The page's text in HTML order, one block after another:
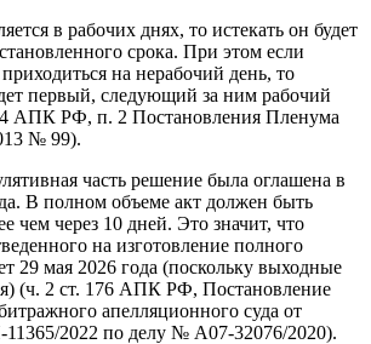
в рабочих днях, то истекать он будет
срока. При этом если
на нерабочий день, то
первый, следующий за ним рабочий
АПК РФ, п. 2 Постановления Пленума
№ 99).
часть решение была оглашена в
В полном объеме акт должен быть
чем через 10 дней. Это значит, что
на изготовление полного
29 мая 2026 года (поскольку выходные
(ч. 2 ст. 176 АПК РФ, Постановление
апелляционного суда от
2022 по делу № А07-32076/2020).